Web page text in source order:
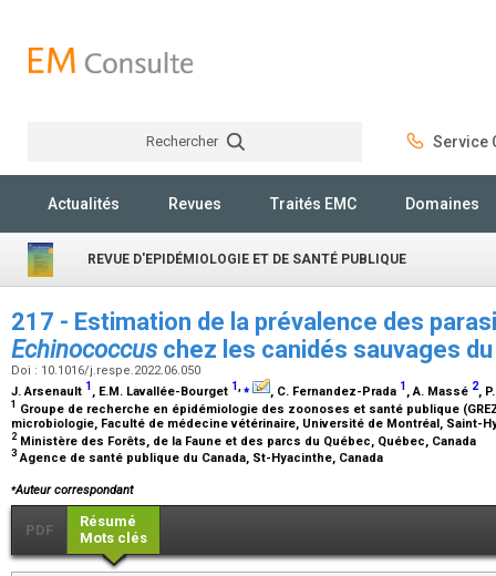
Rechercher Service
Actualités Revues Traités EMC Domaines
REVUE D'EPIDÉMIOLOGIE ET DE SANTÉ PUBLIQUE
217 - Estimation de la prévalence des
Echinococcus chez les canidés sauvages
Doi : 10.1016/j.respe.2022.06.050
J. Arsenault 1 , E.M. Lavallée-Bourget 1,⁎ , C. Fernandez-Prada 1 , A. Massé 2,
1 Groupe de recherche en épidémiologie des zoonoses et santé publique
microbiologie, Faculté de médecine vétérinaire, Université de Montréal, Saint-
2 Ministère des Forêts, de la Faune et des parcs du Québec, Québec, Canada
3 Agence de santé publique du Canada, St-Hyacinthe, Canada
⁎Auteur correspondant
PDF
Résumé
Mots clés